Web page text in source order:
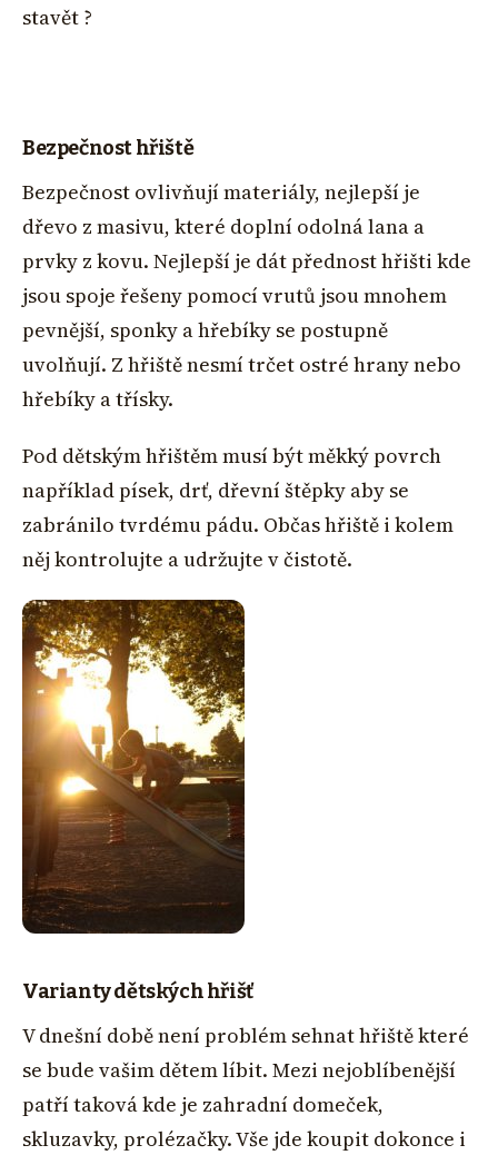
stavět ?
Bezpečnost hřiště
Bezpečnost ovlivňují materiály, nejlepší je
dřevo z masivu, které doplní odolná lana a
prvky z kovu. Nejlepší je dát přednost hřišti kde
jsou spoje řešeny pomocí vrutů jsou mnohem
pevnější, sponky a hřebíky se postupně
uvolňují. Z hřiště nesmí trčet ostré hrany nebo
hřebíky a třísky.
Pod dětským hřištěm musí být měkký povrch
například písek, drť, dřevní štěpky aby se
zabránilo tvrdému pádu. Občas hřiště i kolem
něj kontrolujte a udržujte v čistotě.
Varianty dětských hřišť
V dnešní době není problém sehnat hřiště které
se bude vašim dětem líbit. Mezi nejoblíbenější
patří taková kde je zahradní domeček,
skluzavky, prolézačky. Vše jde koupit dokonce i